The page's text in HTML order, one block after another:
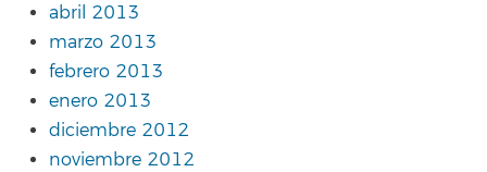
abril 2013
marzo 2013
febrero 2013
enero 2013
diciembre 2012
noviembre 2012